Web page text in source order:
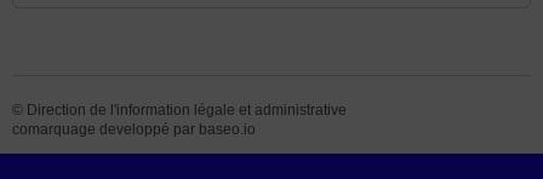
© Direction de l'information légale et administrative
comarquage developpé par baseo.io